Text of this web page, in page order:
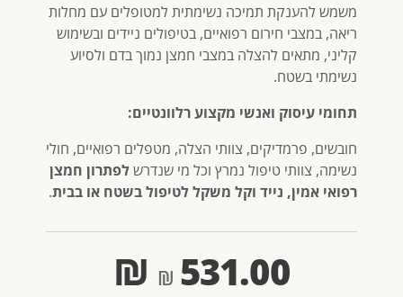
משמש להענקת תמיכה נשימתית למטופלים עם מחלות
ריאה, במצבי חירום רפואיים, בטיפולים ניידים ובשימוש
קליני, מתאים להצלה במצבי חמצן נמוך בדם ולסיוע
נשימתי בשטח.
תחומי עיסוק ואנשי מקצוע רלוונטיים:
חובשים, פרמדיקים, צוותי הצלה, מטפלים רפואיים, חולי
נשימה, צוותי טיפול נמרץ וכל מי שנדרש לפתרון חמצן
רפואי אמין, נייד וקל משקל לטיפול בשטח או בבית.
531.00
₪